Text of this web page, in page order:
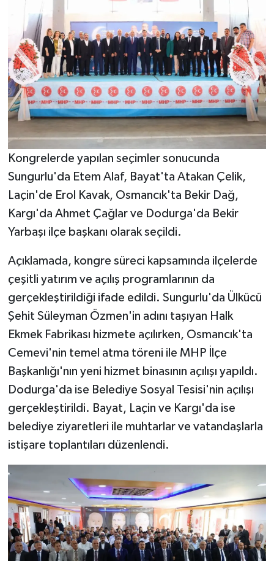
Kongrelerde yapılan seçimler sonucunda
Sungurlu'da Etem Alaf, Bayat'ta Atakan Çelik,
Laçin'de Erol Kavak, Osmancık'ta Bekir Dağ,
Kargı'da Ahmet Çağlar ve Dodurga'da Bekir
Yarbaşı ilçe başkanı olarak seçildi.
Açıklamada, kongre süreci kapsamında ilçelerde
çeşitli yatırım ve açılış programlarının da
gerçekleştirildiği ifade edildi. Sungurlu'da Ülkücü
Şehit Süleyman Özmen'in adını taşıyan Halk
Ekmek Fabrikası hizmete açılırken, Osmancık'ta
Cemevi'nin temel atma töreni ile MHP İlçe
Başkanlığı'nın yeni hizmet binasının açılışı yapıldı.
Dodurga'da ise Belediye Sosyal Tesisi'nin açılışı
gerçekleştirildi. Bayat, Laçin ve Kargı'da ise
belediye ziyaretleri ile muhtarlar ve vatandaşlarla
istişare toplantıları düzenlendi.